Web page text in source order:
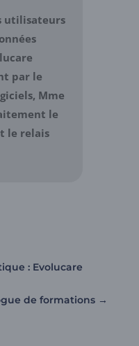
utilisateurs
par le
Mme
le
le relais
: Evolucare
de formations →